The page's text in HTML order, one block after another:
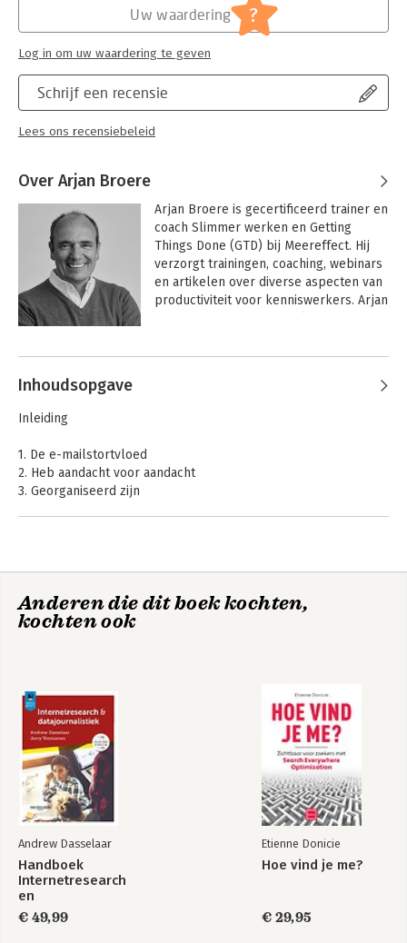
Schrijf een recensie
Lees ons recensiebeleid
Uw waardering ?
Log in om uw waardering te geven
Over Arjan Broere
Arjan Broere is gecertificeerd trainer en
coach Slimmer werken en Getting
Things Done (GTD) bij Meereffect. Hij
verzorgt trainingen, coaching, webinars
en artikelen over diverse aspecten van
productiviteit voor kenniswerkers. Arjan
werken.
Andere boeken door Arjan Broere
De kleine Allen De AI-gewoonte
Inhoudsopgave
Inleiding
1. De e-mailstortvloed
2. Heb aandacht voor aandacht
3. Georganiseerd zijn
Meer lezen
Anderen die dit boek kochten,
kochten ook
Andrew Dasselaar
Handboek
Internetresearch
en
datajournalistiek
€ 49,99
Etienne Donicie
Hoe vind je me?
€ 29,95